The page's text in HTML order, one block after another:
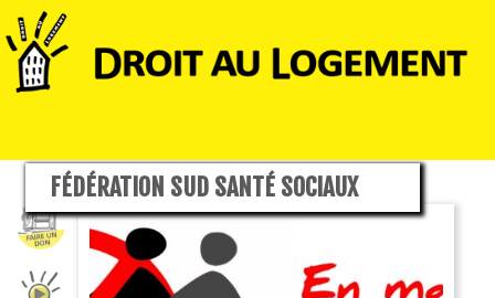
FÉDÉRATION SUD SANTÉ SOCIAUX